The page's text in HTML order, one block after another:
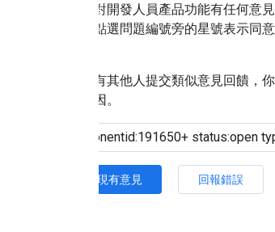
如果您對開發人員產品功能有任何意
報，請點選問題編號旁的星號表示同
如果沒有其他人提交類似意見回饋，
要的原因。
搜尋現有意見 回報錯誤